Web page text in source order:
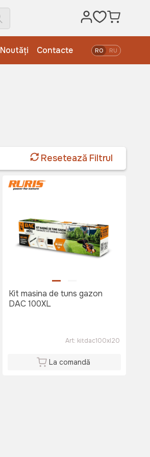
Noutăți Contacte RO RU
Resetează Filtrul
Kit masina de tuns gazon
DAC 100XL
Art: kitdac100xl20
La comandă